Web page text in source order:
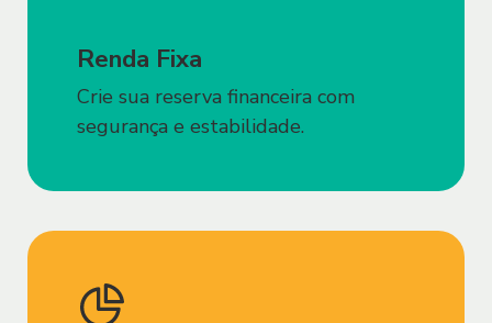
segurança disponíveis, porém, estando
ciente o Usuário que poderão ocorrer
eventos causados por terceiros que
adotados pelo Sofisa.
os seus Registros de Navegação no Site
e/ou Aplicativo sejam fornecidos pelo
Renda Fixa
Crie sua reserva financeira com
segurança e estabilidade.